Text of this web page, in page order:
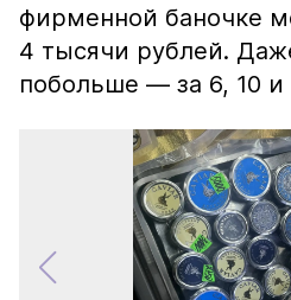
фирменной баночке
4 тысячи рублей.
побольше — за 6, 10 и